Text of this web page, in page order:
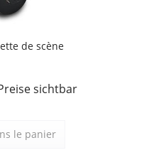
de scène
sichtbar
le panier